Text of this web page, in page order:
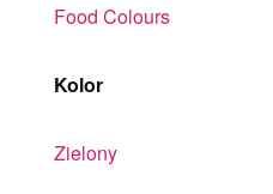
Food Colours
Kolor
Zielony